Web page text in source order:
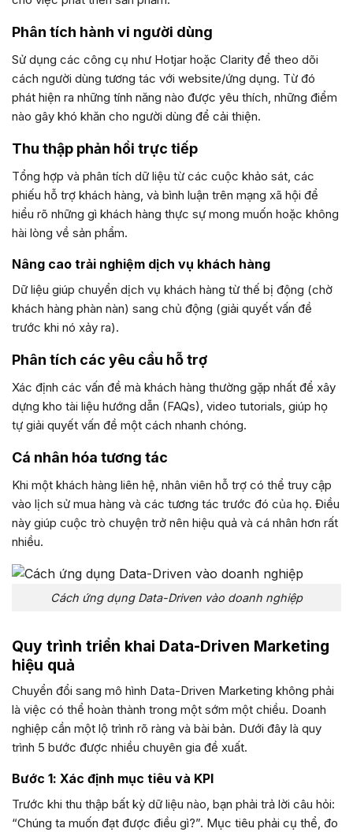
Phân tích hành vi người dùng
Sử dụng các công cụ như Hotjar hoặc Clarity để theo dõi
cách người dùng tương tác với website/ứng dụng. Từ đó
phát hiện ra những tính năng nào được yêu thích, những điểm
nào gây khó khăn cho người dùng để cải thiện.
Thu thập phản hồi trực tiếp
Tổng hợp và phân tích dữ liệu từ các cuộc khảo sát, các
phiếu hỗ trợ khách hàng, và bình luận trên mạng xã hội để
hiểu rõ những gì khách hàng thực sự mong muốn hoặc không
hài lòng về sản phẩm.
Nâng cao trải nghiệm dịch vụ khách hàng
Dữ liệu giúp chuyển dịch vụ khách hàng từ thế bị động (chờ
khách hàng phàn nàn) sang chủ động (giải quyết vấn đề
trước khi nó xảy ra).
Phân tích các yêu cầu hỗ trợ
Xác định các vấn đề mà khách hàng thường gặp nhất để xây
dựng kho tài liệu hướng dẫn (FAQs), video tutorials, giúp họ
tự giải quyết vấn đề một cách nhanh chóng.
Cá nhân hóa tương tác
Khi một khách hàng liên hệ, nhân viên hỗ trợ có thể truy cập
vào lịch sử mua hàng và các tương tác trước đó của họ. Điều
này giúp cuộc trò chuyện trở nên hiệu quả và cá nhân hơn rất
nhiều.
Cách ứng dụng Data-Driven vào doanh nghiệp
Quy trình triển khai Data-Driven Marketing
hiệu quả
Chuyển đổi sang mô hình Data-Driven Marketing không phải
là việc có thể hoàn thành trong một sớm một chiều. Doanh
nghiệp cần một lộ trình rõ ràng và bài bản. Dưới đây là quy
trình 5 bước được nhiều chuyên gia đề xuất.
Bước 1: Xác định mục tiêu và KPI
Trước khi thu thập bất kỳ dữ liệu nào, bạn phải trả lời câu hỏi:
“Chúng ta muốn đạt được điều gì?”. Mục tiêu phải cụ thể, đo